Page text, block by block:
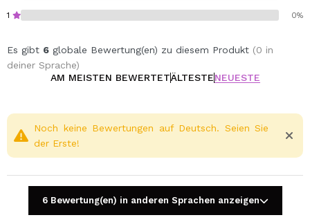
1 0%
Es gibt 6 globale Bewertung(en) zu diesem Produkt (0 in
deiner Sprache)
AM MEISTEN BEWERTETÄLTESTENEUESTE
Noch keine Bewertungen auf Deutsch. Seien Sie
der Erste!
6 Bewertung(en) in anderen Sprachen anzeigen